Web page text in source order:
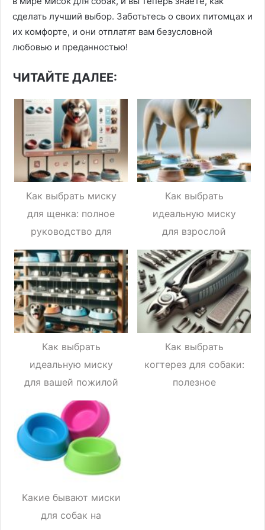
сделать лучший выбор. Заботьтесь о своих питомцах и
их комфорте, и они отплатят вам безусловной
любовью и преданностью!
ЧИТАЙТЕ ДАЛЕЕ:
Как выбрать миску
для щенка: полное
руководство для
заботливого хозяина
Как выбрать
идеальную миску
для взрослой
собаки: лучшие
советы и
рекомендации
Как выбрать
идеальную миску
для вашей пожилой
собаки: советы и
рекомендации
Как выбрать
когтерез для собаки:
полезное
Какие бывают миски
для собак на